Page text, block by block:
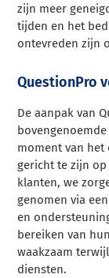
zijn meer
tijden en het
ontevreden zijn
QuestionPro
De aanpak van
moment van het
gericht te zijn
klanten, we
genomen via
en
bereiken van
waakzaam
diensten.